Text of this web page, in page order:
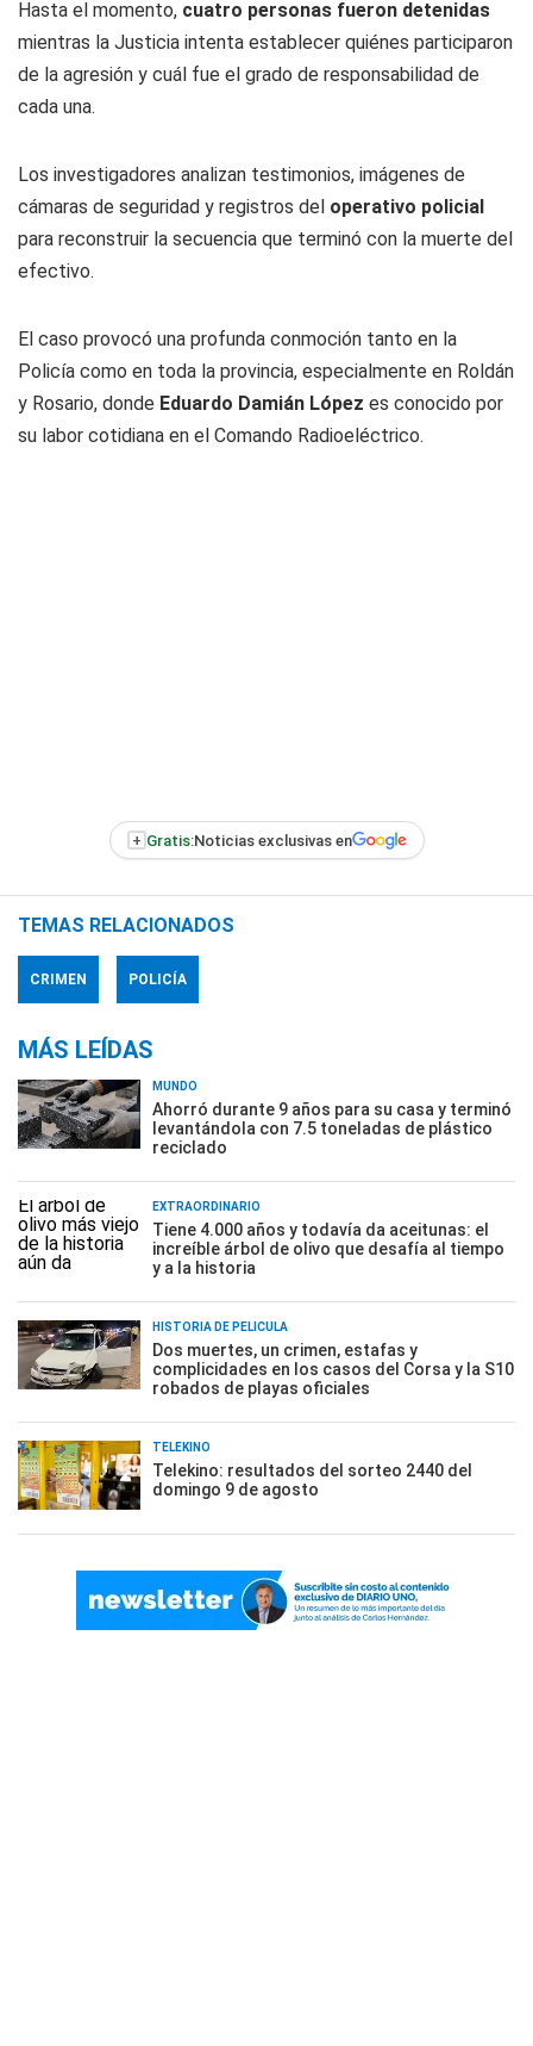
Hasta el momento, cuatro personas fueron detenidas
mientras la Justicia intenta establecer quiénes participaron
de la agresión y cuál fue el grado de responsabilidad de
cada una.
Los investigadores analizan testimonios, imágenes de
cámaras de seguridad y registros del operativo policial
para reconstruir la secuencia que terminó con la muerte del
efectivo.
El caso provocó una profunda conmoción tanto en la
Policía como en toda la provincia, especialmente en Roldán
y Rosario, donde Eduardo Damián López es conocido por
su labor cotidiana en el Comando Radioeléctrico.
+ Gratis:Noticias exclusivas en
TEMAS RELACIONADOS
CRIMEN POLICÍA
MÁS LEÍDAS
MUNDO
Ahorró durante 9 años para su casa y terminó
levantándola con 7.5 toneladas de plástico
reciclado
EXTRAORDINARIO
Tiene 4.000 años y todavía da aceitunas: el
increíble árbol de olivo que desafía al tiempo
y a la historia
HISTORIA DE PELÍCULA
Dos muertes, un crimen, estafas y
complicidades en los casos del Corsa y la S10
robados de playas oficiales
TELEKINO
Telekino: resultados del sorteo 2440 del
domingo 9 de agosto